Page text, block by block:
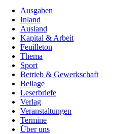
Ausgaben
Inland
Ausland
Kapital & Arbeit
Feuilleton
Thema
Sport
Betrieb & Gewerkschaft
Beilage
Leserbriefe
Verlag
Veranstaltungen
Termine
Über uns